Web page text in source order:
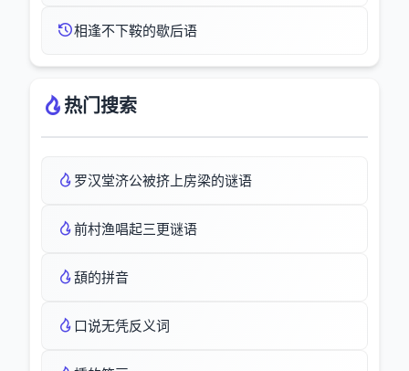
相逢不下鞍的歇后语
热门搜索
罗汉堂济公被挤上房梁的谜语
前村渔唱起三更谜语
頢的拼音
口说无凭反义词